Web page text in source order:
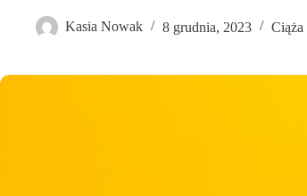
Kasia Nowak 8 grudnia, 2023 Ciąża